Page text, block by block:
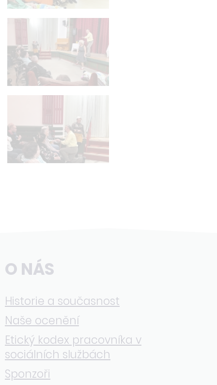
O NÁS
Historie a současnost
Naše ocenění
Etický kodex pracovníka v
sociálních službách
Sponzoři